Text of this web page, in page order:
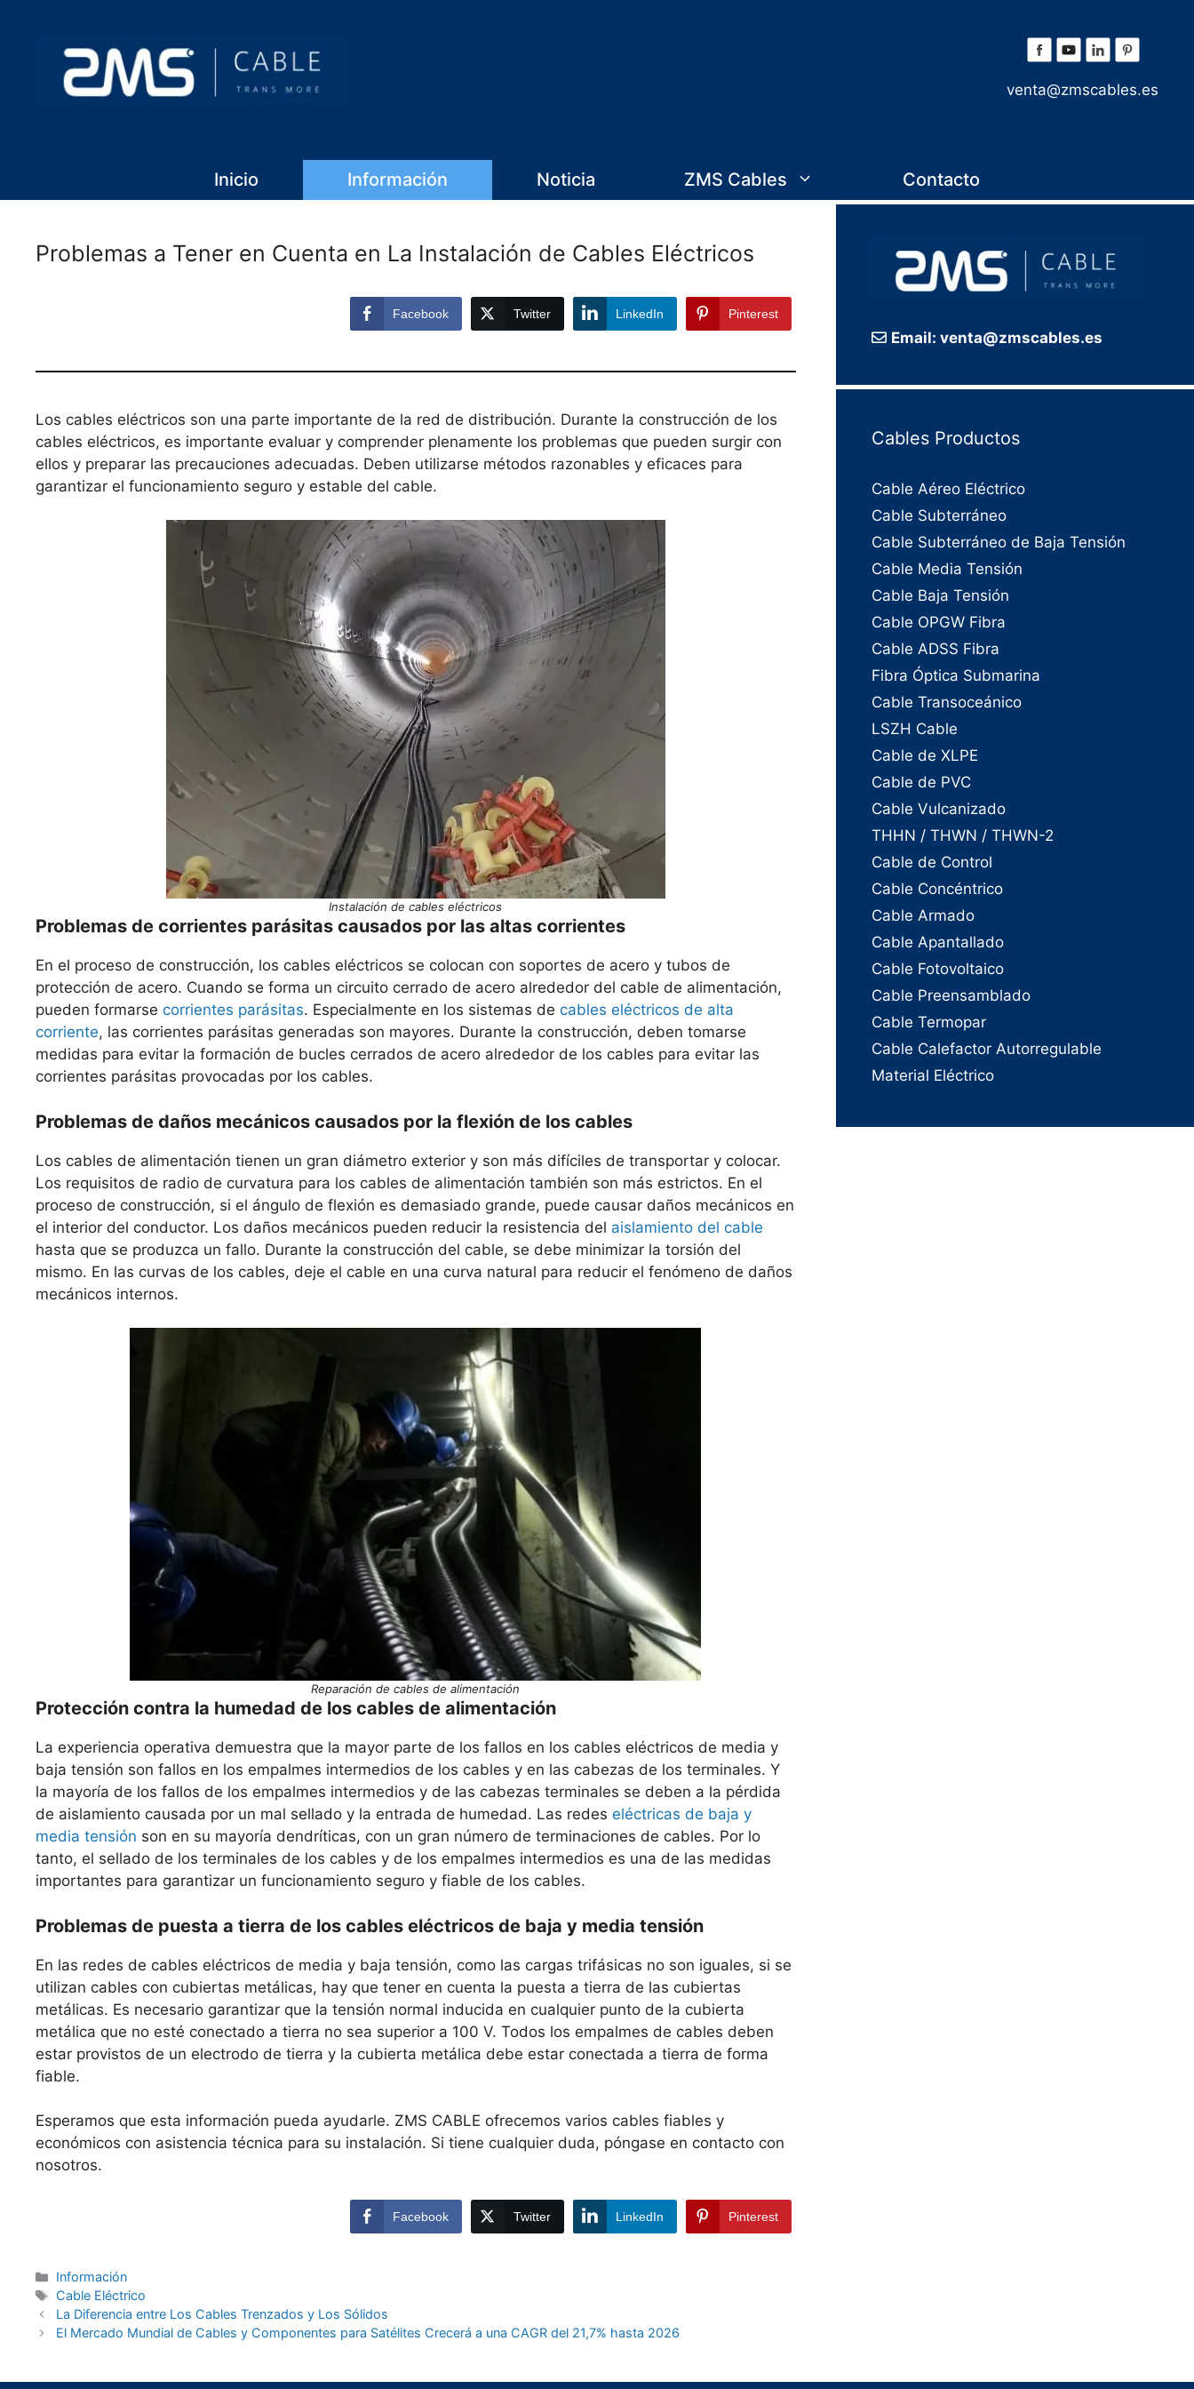
venta@zmscables.es
Inicio Información Noticia ZMS Cables Contacto
Problemas a Tener en Cuenta en La Instalación de Cables Eléctricos
Facebook Twitter LinkedIn Pinterest
Los cables eléctricos son una parte importante de la red de distribución. Durante la construcción de los
cables eléctricos, es importante evaluar y comprender plenamente los problemas que pueden surgir con
ellos y preparar las precauciones adecuadas. Deben utilizarse métodos razonables y eficaces para
garantizar el funcionamiento seguro y estable del cable.
Instalación de cables eléctricos
Problemas de corrientes parásitas causados por las altas corrientes
En el proceso de construcción, los cables eléctricos se colocan con soportes de acero y tubos de
protección de acero. Cuando se forma un circuito cerrado de acero alrededor del cable de alimentación,
pueden formarse corrientes parásitas. Especialmente en los sistemas de cables eléctricos de alta
corriente, las corrientes parásitas generadas son mayores. Durante la construcción, deben tomarse
medidas para evitar la formación de bucles cerrados de acero alrededor de los cables para evitar las
corrientes parásitas provocadas por los cables.
Problemas de daños mecánicos causados por la flexión de los cables
Los cables de alimentación tienen un gran diámetro exterior y son más difíciles de transportar y colocar.
Los requisitos de radio de curvatura para los cables de alimentación también son más estrictos. En el
proceso de construcción, si el ángulo de flexión es demasiado grande, puede causar daños mecánicos en
el interior del conductor. Los daños mecánicos pueden reducir la resistencia del aislamiento del cable
hasta que se produzca un fallo. Durante la construcción del cable, se debe minimizar la torsión del
mismo. En las curvas de los cables, deje el cable en una curva natural para reducir el fenómeno de daños
mecánicos internos.
Reparación de cables de alimentación
Protección contra la humedad de los cables de alimentación
La experiencia operativa demuestra que la mayor parte de los fallos en los cables eléctricos de media y
baja tensión son fallos en los empalmes intermedios de los cables y en las cabezas de los terminales. Y
la mayoría de los fallos de los empalmes intermedios y de las cabezas terminales se deben a la pérdida
de aislamiento causada por un mal sellado y la entrada de humedad. Las redes eléctricas de baja y
media tensión son en su mayoría dendríticas, con un gran número de terminaciones de cables. Por lo
tanto, el sellado de los terminales de los cables y de los empalmes intermedios es una de las medidas
importantes para garantizar un funcionamiento seguro y fiable de los cables.
Problemas de puesta a tierra de los cables eléctricos de baja y media tensión
En las redes de cables eléctricos de media y baja tensión, como las cargas trifásicas no son iguales, si se
utilizan cables con cubiertas metálicas, hay que tener en cuenta la puesta a tierra de las cubiertas
metálicas. Es necesario garantizar que la tensión normal inducida en cualquier punto de la cubierta
metálica que no esté conectado a tierra no sea superior a 100 V. Todos los empalmes de cables deben
estar provistos de un electrodo de tierra y la cubierta metálica debe estar conectada a tierra de forma
fiable.
Esperamos que esta información pueda ayudarle. ZMS CABLE ofrecemos varios cables fiables y
económicos con asistencia técnica para su instalación. Si tiene cualquier duda, póngase en contacto con
nosotros.
Facebook Twitter LinkedIn Pinterest
Información
Cable Eléctrico
La Diferencia entre Los Cables Trenzados y Los Sólidos
El Mercado Mundial de Cables y Componentes para Satélites Crecerá a una CAGR del 21,7% hasta 2026
Email: venta@zmscables.es
Cables Productos
Cable Aéreo Eléctrico
Cable Subterráneo
Cable Subterráneo de Baja Tensión
Cable Media Tensión
Cable Baja Tensión
Cable OPGW Fibra
Cable ADSS Fibra
Fibra Óptica Submarina
Cable Transoceánico
LSZH Cable
Cable de XLPE
Cable de PVC
Cable Vulcanizado
THHN / THWN / THWN-2
Cable de Control
Cable Concéntrico
Cable Armado
Cable Apantallado
Cable Fotovoltaico
Cable Preensamblado
Cable Termopar
Cable Calefactor Autorregulable
Material Eléctrico